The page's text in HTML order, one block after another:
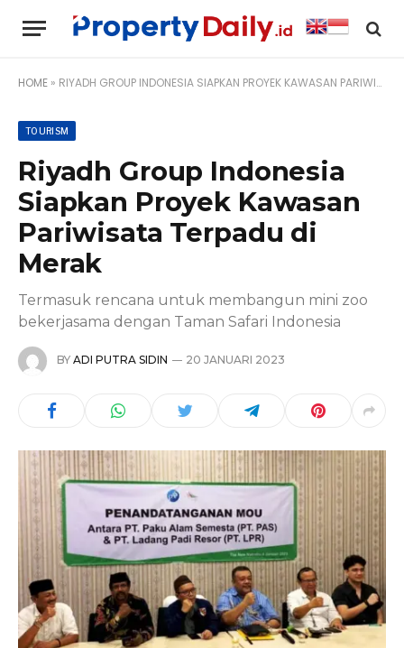
HOME » RIYADH GROUP INDONESIA SIAPKAN PROYEK KAWASAN PARIWISATA TERPADU DI MERAK
TOURISM
Riyadh Group Indonesia
Siapkan Proyek Kawasan
Pariwisata Terpadu di
Merak
Termasuk rencana untuk membangun mini zoo
bekerjasama dengan Taman Safari Indonesia
BY ADI PUTRA SIDIN 20 JANUARI 2023